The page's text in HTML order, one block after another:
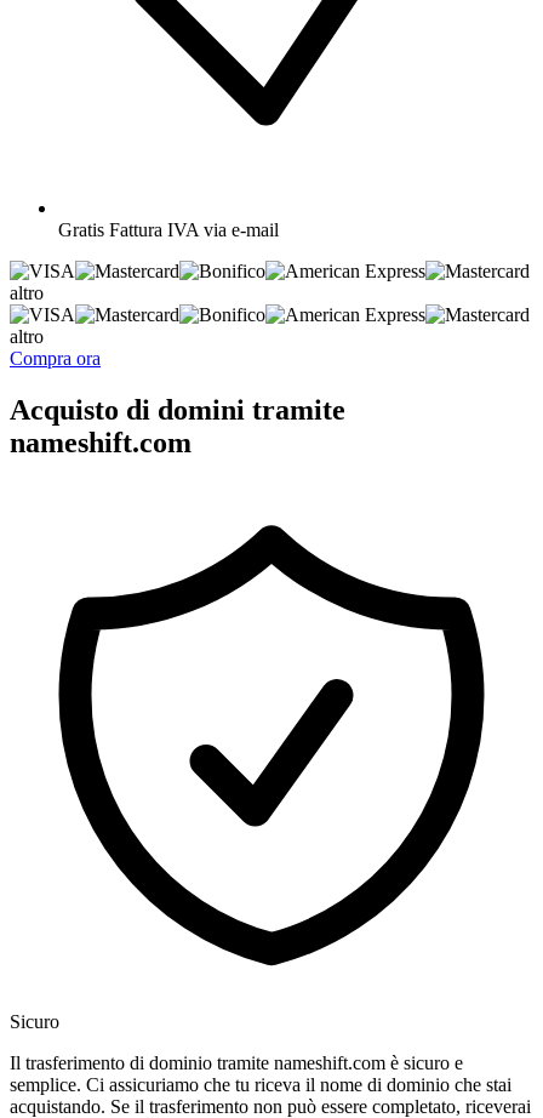
Gratis Fattura IVA via e-mail
altro
altro
Compra ora
Acquisto di domini tramite
nameshift.com
Sicuro
Il trasferimento di dominio tramite nameshift.com è sicuro e
semplice. Ci assicuriamo che tu riceva il nome di dominio che stai
acquistando. Se il trasferimento non può essere completato, riceverai